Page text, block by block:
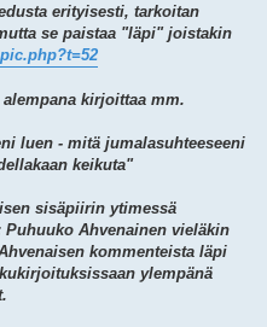
erityisesti, tarkoitan
se paistaa "läpi" joistakin
kirjoittaa mm.
luen - mitä jumalasuhteeseeni
keikuta"
sisäpiirin ytimessä
Ahvenainen vieläkin
kommenteista läpi
ylempänä